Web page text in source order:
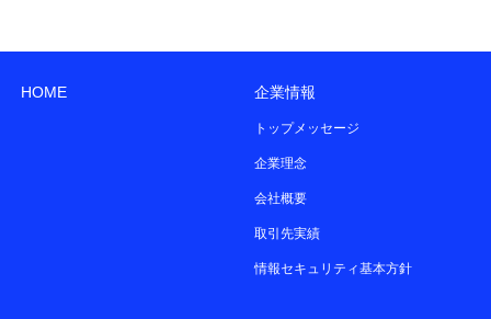
HOME 企業情報
トップメッセージ
企業理念
会社概要
取引先実績
情報セキュリティ基本方針